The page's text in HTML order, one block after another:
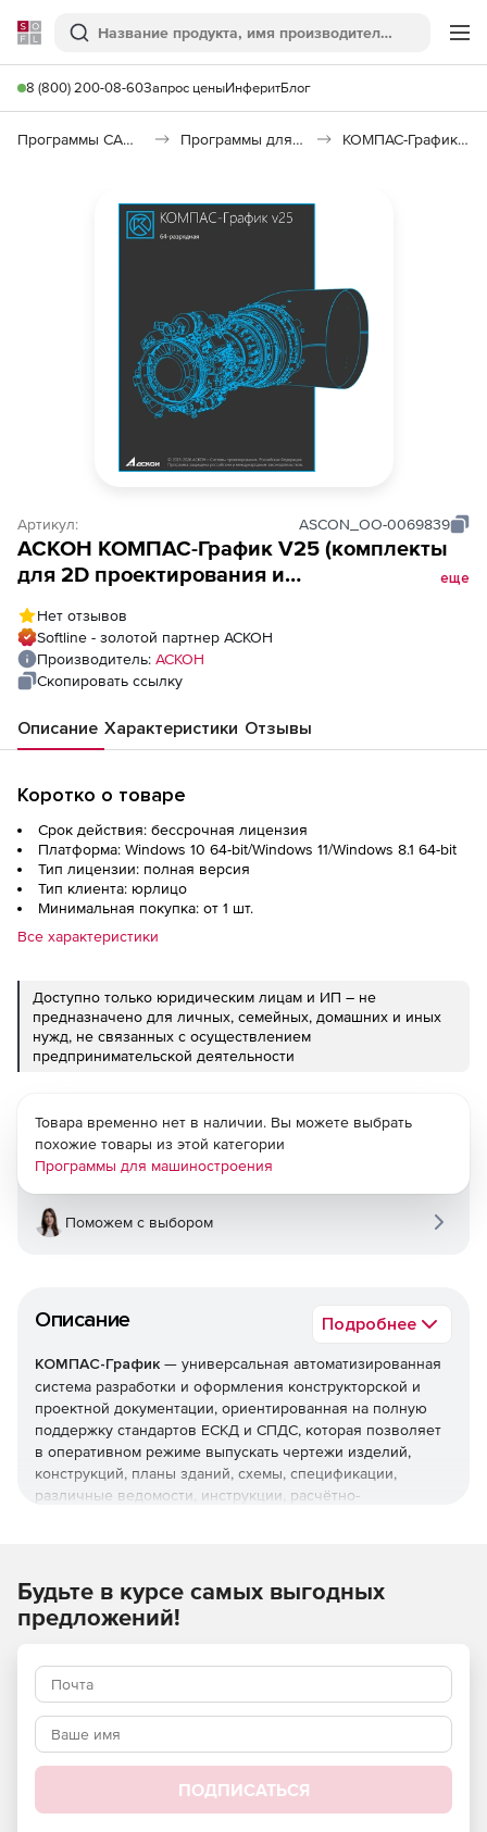
Softline
Поиск
8 (800) 200-08-60Запрос ценыИнферитБлог
Программы САПР и ГИС Программы для машиностроения КОМПАС-График V25
Артикул: ASCON_ОО-0069839
АСКОН КОМПАС-График V25 (комплекты
для 2D проектирования и
Комплект Весь MinD-Плюс 2D
еще
Нет отзывов
Softline - золотой партнер АСКОН
Производитель: АСКОН
Скопировать ссылку
Описание Характеристики Отзывы
Коротко о товаре
Срок действия: бессрочная лицензия
Платформа: Windows 10 64-bit/Windows 11/Windows 8.1 64-bit
Тип лицензии: полная версия
Тип клиента: юрлицо
Минимальная покупка: от 1 шт.
Все характеристики
Доступно только юридическим лицам и ИП – не
предназначено для личных, семейных, домашних и иных
нужд, не связанных с осуществлением
предпринимательской деятельности
Описание Подробнее
КОМПАС-График — универсальная автоматизированная
система разработки и оформления конструкторской и
проектной документации, ориентированная на полную
поддержку стандартов ЕСКД и СПДС, которая позволяет
в оперативном режиме выпускать чертежи изделий,
конструкций, планы зданий, схемы, спецификации,
различные ведомости, инструкции, расчётно-
использовать:
примитивов;
параметризацию и интеллектуальные режимы
привязок;
Товара временно нет в наличии. Вы можете выбрать
похожие товары из этой категории
Программы для машиностроения
Поможем с выбором
Будьте в курсе самых выгодных
предложений!
ПОДПИСАТЬСЯ